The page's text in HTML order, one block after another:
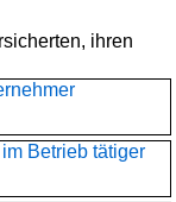
ihren
Betrieb tätiger